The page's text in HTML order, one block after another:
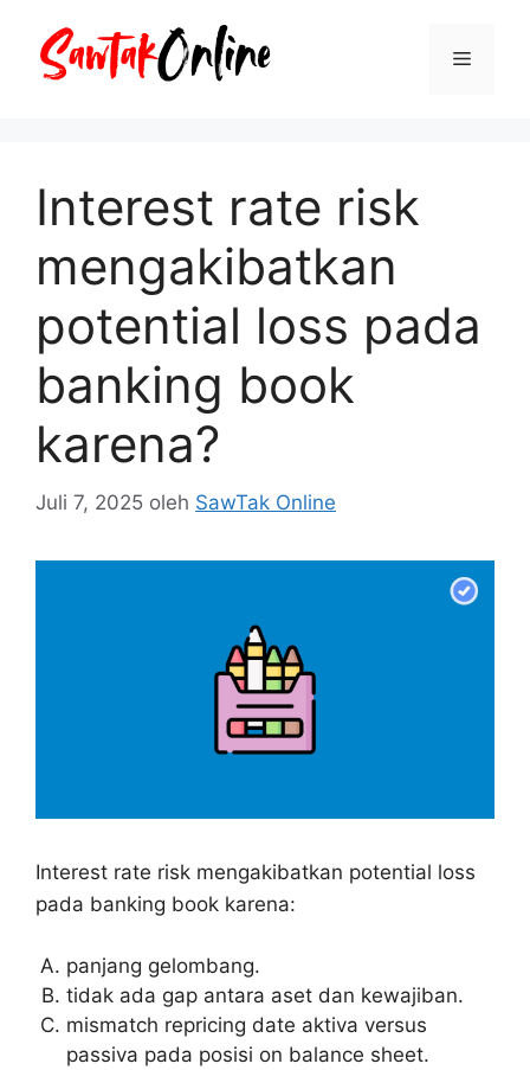
Menu
Interest rate risk
mengakibatkan
potential loss pada
banking book
karena?
Juli 7, 2025 oleh SawTak Online
Interest rate risk mengakibatkan potential loss
pada banking book karena:
panjang gelombang.
tidak ada gap antara aset dan kewajiban.
mismatch repricing date aktiva versus
passiva pada posisi on balance sheet.